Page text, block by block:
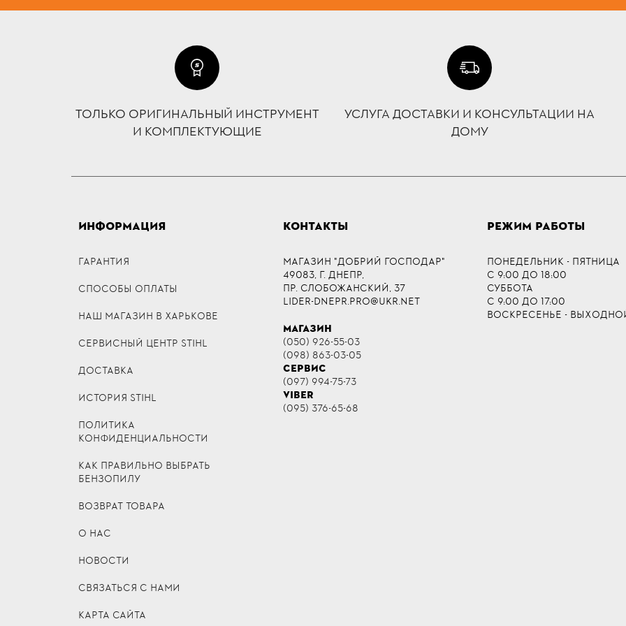
ТОЛЬКО ОРИГИНАЛЬНЫЙ ИНСТРУМЕНТ
И КОМПЛЕКТУЮЩИЕ
УСЛУГА ДОСТАВКИ И КОНСУЛЬТАЦИИ НА
ДОМУ
ИНФОРМАЦИЯ
ГАРАНТИЯ
СПОСОБЫ ОПЛАТЫ
НАШ МАГАЗИН В ХАРЬКОВЕ
СЕРВИСНЫЙ ЦЕНТР STIHL
ДОСТАВКА
ИСТОРИЯ STIHL
ПОЛИТИКА
КОНФИДЕНЦИАЛЬНОСТИ
КАК ПРАВИЛЬНО ВЫБРАТЬ
БЕНЗОПИЛУ
ВОЗВРАТ ТОВАРА
О НАС
НОВОСТИ
СВЯЗАТЬСЯ С НАМИ
КАРТА САЙТА
КОНТАКТЫ
МАГАЗИН "ДОБРИЙ ГОСПОДАР"
49083, Г. ДНЕПР,
ПР. СЛОБОЖАНСКИЙ, 37
LIDER-DNEPR.PRO@UKR.NET
МАГАЗИН
(050) 926-55-03
(098) 863-03-05
СЕРВИС
(097) 994-75-73
VIBER
(095) 376-65-68
РЕЖИМ РАБОТЫ
ПОНЕДЕЛЬНИК - ПЯТНИЦА
С 9:00 ДО 18:00
СУББОТА
С 9:00 ДО 17:00
ВОСКРЕСЕНЬЕ -